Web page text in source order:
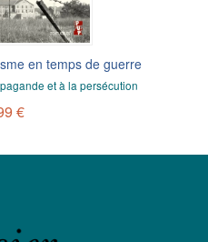
en temps de guerre
et à la persécution
€